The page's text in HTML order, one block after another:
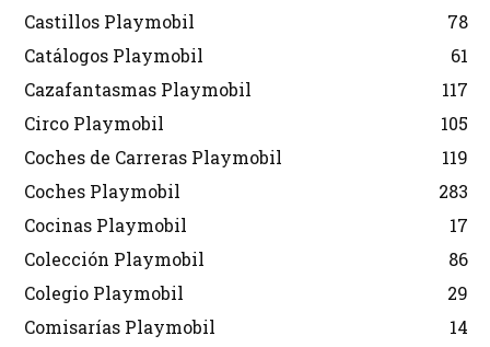
Castillos Playmobil
78
Catálogos Playmobil
61
Cazafantasmas Playmobil
117
Circo Playmobil
105
Coches de Carreras Playmobil
119
Coches Playmobil
283
Cocinas Playmobil
17
Colección Playmobil
86
Colegio Playmobil
29
Comisarías Playmobil
14